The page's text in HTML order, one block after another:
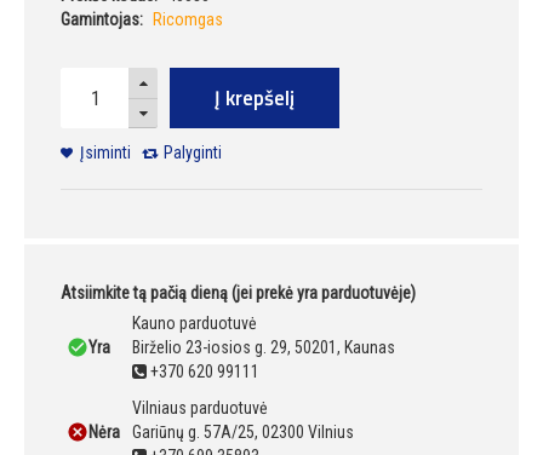
Gamintojas:
Ricomgas
Į krepšelį
Įsiminti Palyginti
Atsiimkite tą pačią dieną (jei prekė yra parduotuvėje)
Yra
Kauno parduotuvė
Birželio 23-iosios g. 29, 50201, Kaunas
+370 620 99111
Nėra
Vilniaus parduotuvė
Gariūnų g. 57A/25, 02300 Vilnius